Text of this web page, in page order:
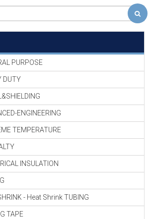
PURPOSE
DUTY
ENGINEERING
TEMPERATURE
INSULATION
- Heat Shrink TUBING
TAPE